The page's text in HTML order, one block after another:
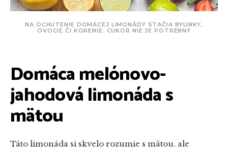
NA OCHUTENIE DOMÁCEJ LIMONÁDY STAČIA BYLINKY,
OVOCIE ČI KORENIE. CUKOR NIE JE POTREBNÝ
Domáca melónovo-
jahodová limonáda s
mätou
Táto limonáda si skvelo rozumie s mätou, ale